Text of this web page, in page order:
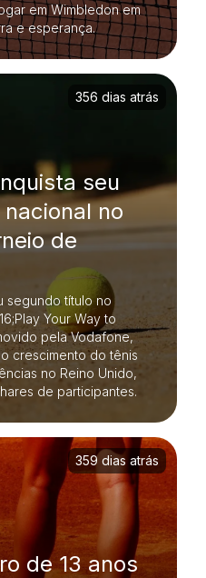
em Wimbledon em
e esperança.
seu
no
de
segundo título no
Your Way to
pela Vodafone,
crescimento do tênis
no Reino Unido,
de participantes.
356 dias atrás
de 13 anos
359 dias atrás